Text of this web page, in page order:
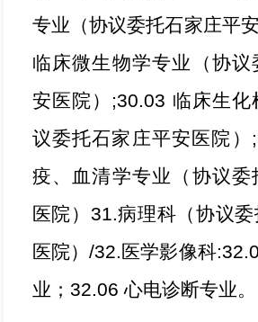
专业（协议委托石家庄平
临床微生物学专业（协议
安医院）;30.03 临床生化
议委托石家庄平安医院）
疫、血清学专业（协议委
医院）31.病理科（协议
医院）/32.医学影像科
业；32.06 心电诊断专业。